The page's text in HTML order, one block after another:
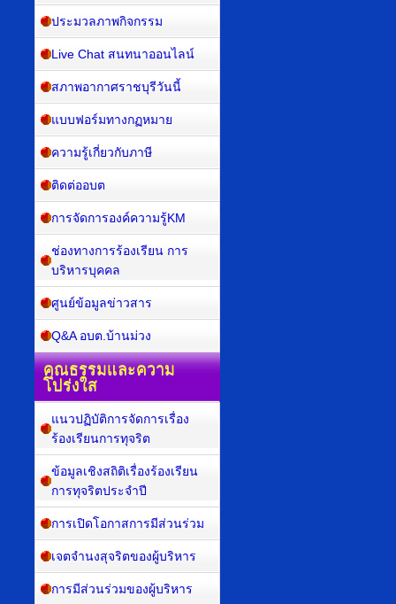
ประมวลภาพกิจกรรม
Live Chat สนทนาออนไลน์
สภาพอากาศราชบุรีวันนี้
แบบฟอร์มทางกฏหมาย
ความรู้เกี่ยวกับภาษี
ติดต่ออบต
การจัดการองค์ความรู้KM
ช่องทางการร้องเรียน การ
บริหารบุคคล
ศูนย์ข้อมูลข่าวสาร
Q&A อบต.บ้านม่วง
คุณธรรมและความ
โปร่งใส
แนวปฏิบัติการจัดการเรื่อง
ร้องเรียนการทุจริต
ข้อมูลเชิงสถิติเรื่องร้องเรียน
การทุจริตประจำปี
การเปิดโอกาสการมีส่วนร่วม
เจตจำนงสุจริตของผู้บริหาร
การมีส่วนร่วมของผู้บริหาร